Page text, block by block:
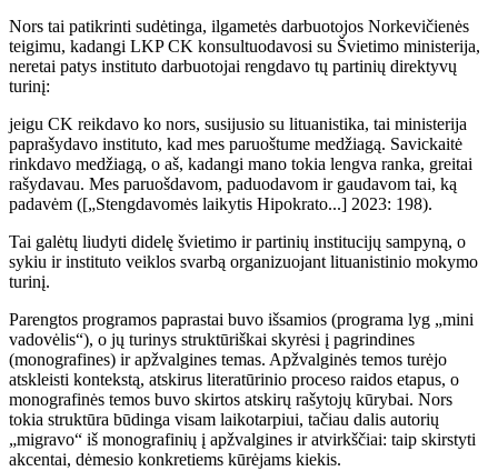
Nors tai patikrinti sudėtinga, ilgametės darbuotojos Norkevičienės
teigimu, kadangi LKP CK konsultuodavosi su Švietimo ministerija,
neretai patys instituto darbuotojai rengdavo tų partinių direktyvų
turinį:
jeigu CK reikdavo ko nors, susijusio su lituanistika, tai ministerija
paprašydavo instituto, kad mes paruoštume medžiagą. Savickaitė
rinkdavo medžiagą, o aš, kadangi mano tokia lengva ranka, greitai
rašydavau. Mes paruošdavom, paduodavom ir gaudavom tai, ką
padavėm ([„Stengdavomės laikytis Hipokrato...] 2023: 198).
Tai galėtų liudyti didelę švietimo ir partinių institucijų sampyną, o
sykiu ir instituto veiklos svarbą organizuojant lituanistinio mokymo
turinį.
Parengtos programos paprastai buvo išsamios (programa lyg „mini
vadovėlis“), o jų turinys struktūriškai skyrėsi į pagrindines
(monografines) ir apžvalgines temas. Apžvalginės temos turėjo
atskleisti kontekstą, atskirus literatūrinio proceso raidos etapus, o
monografinės temos buvo skirtos atskirų rašytojų kūrybai. Nors
tokia struktūra būdinga visam laikotarpiui, tačiau dalis autorių
„migravo“ iš monografinių į apžvalgines ir atvirkščiai: taip skirstyti
akcentai, dėmesio konkretiems kūrėjams kiekis.